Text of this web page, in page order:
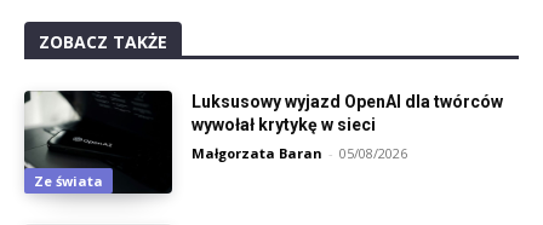
ZOBACZ TAKŻE
Ze świata
Luksusowy wyjazd OpenAI dla twórców
wywołał krytykę w sieci
Małgorzata Baran - 05/08/2026